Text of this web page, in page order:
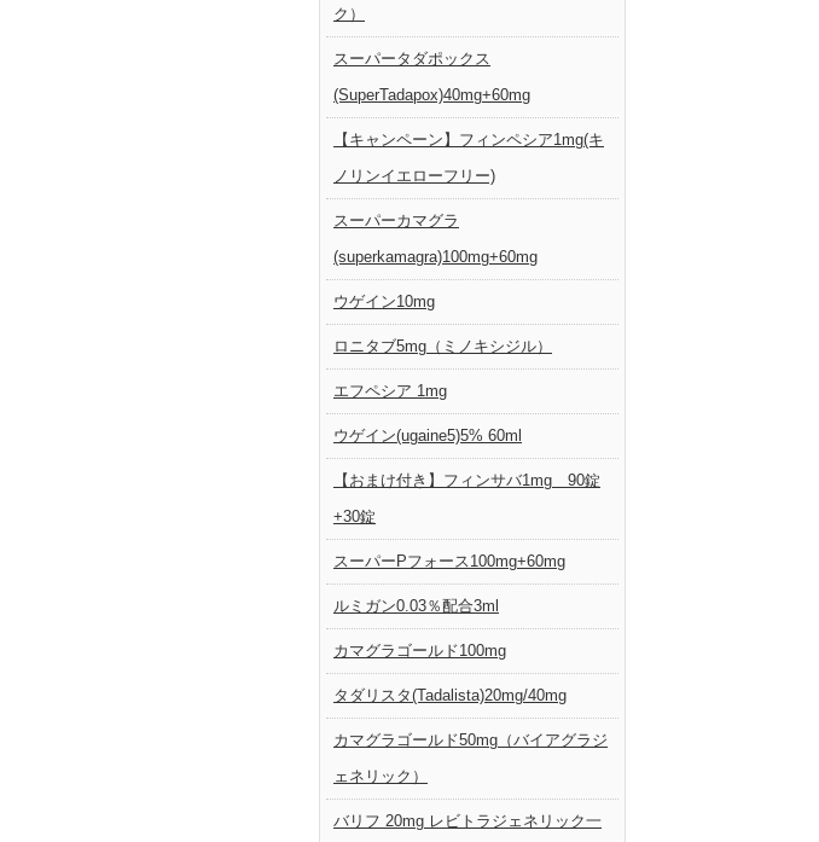
ク）
スーパータダポックス
(SuperTadapox)40mg+60mg
【キャンペーン】フィンペシア1mg(キ
ノリンイエローフリー)
スーパーカマグラ
(superkamagra)100mg+60mg
ウゲイン10mg
ロニタブ5mg（ミノキシジル）
エフペシア 1mg
ウゲイン(ugaine5)5% 60ml
【おまけ付き】フィンサバ1mg 90錠
+30錠
スーパーPフォース100mg+60mg
ルミガン0.03％配合3ml
カマグラゴールド100mg
タダリスタ(Tadalista)20mg/40mg
カマグラゴールド50mg（バイアグラジ
ェネリック）
バリフ 20mg レビトラジェネリック一